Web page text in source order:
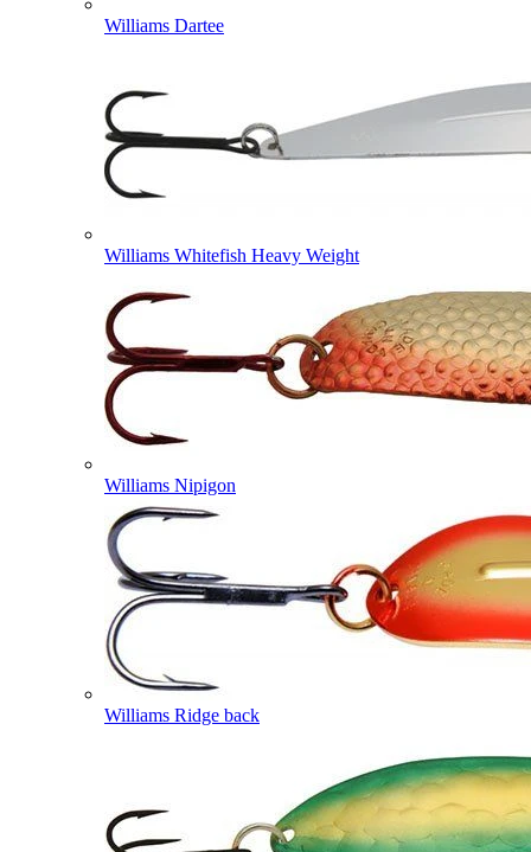
Williams Dartee
Williams Whitefish Heavy Weight
Williams Nipigon
Williams Ridge back